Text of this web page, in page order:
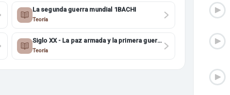
La segunda guerra mundial 1BACHI
Teoría
Siglo XX - La paz armada y la primera guerra
mundial 4ESO
Teoría